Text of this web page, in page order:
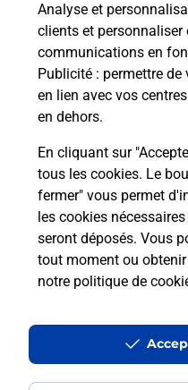
Analyse et
clients et personnaliser
communications en
Publicité : permettre
en lien avec vos
en dehors.
En cliquant sur
tous les cookies. Le
fermer" vous permet
les cookies
seront déposés. Vous
tout moment ou
notre politique de
Vous souhaitez
CHAMP LE BOEUF
solutions proposées
En savoir plus
Questions
Quel est le prix
Où imprimer des